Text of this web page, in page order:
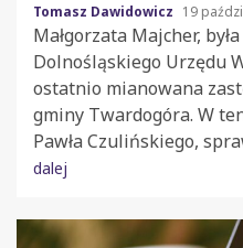
Tomasz Dawidowicz 19
Małgorzata Majcher,
Dolnośląskiego Urzędu
ostatnio mianowana
gminy Twardogóra. W
Pawła Czulińskiego,
dalej